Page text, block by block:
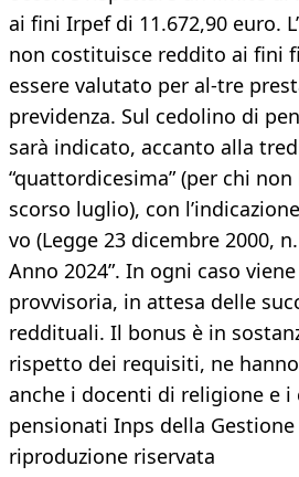
ai fini Irpef di 11.672,90 euro.
non costituisce reddito ai fini
essere valutato per al-tre
previdenza. Sul cedolino di
sarà indicato, accanto alla
“quattordicesima” (per chi non
scorso luglio), con
vo (Legge 23 dicembre 2000,
Anno 2024”. In ogni caso
provvisoria, in attesa delle
reddituali. Il bonus è in
rispetto dei requisiti, ne
anche i docenti di religione e i
pensionati Inps della
riproduzione riservata